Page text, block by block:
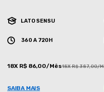
LATO SENSU
360 A 720H
18X R$ 86,00/Mês18X R$ 387,00/
SAIBA MAIS